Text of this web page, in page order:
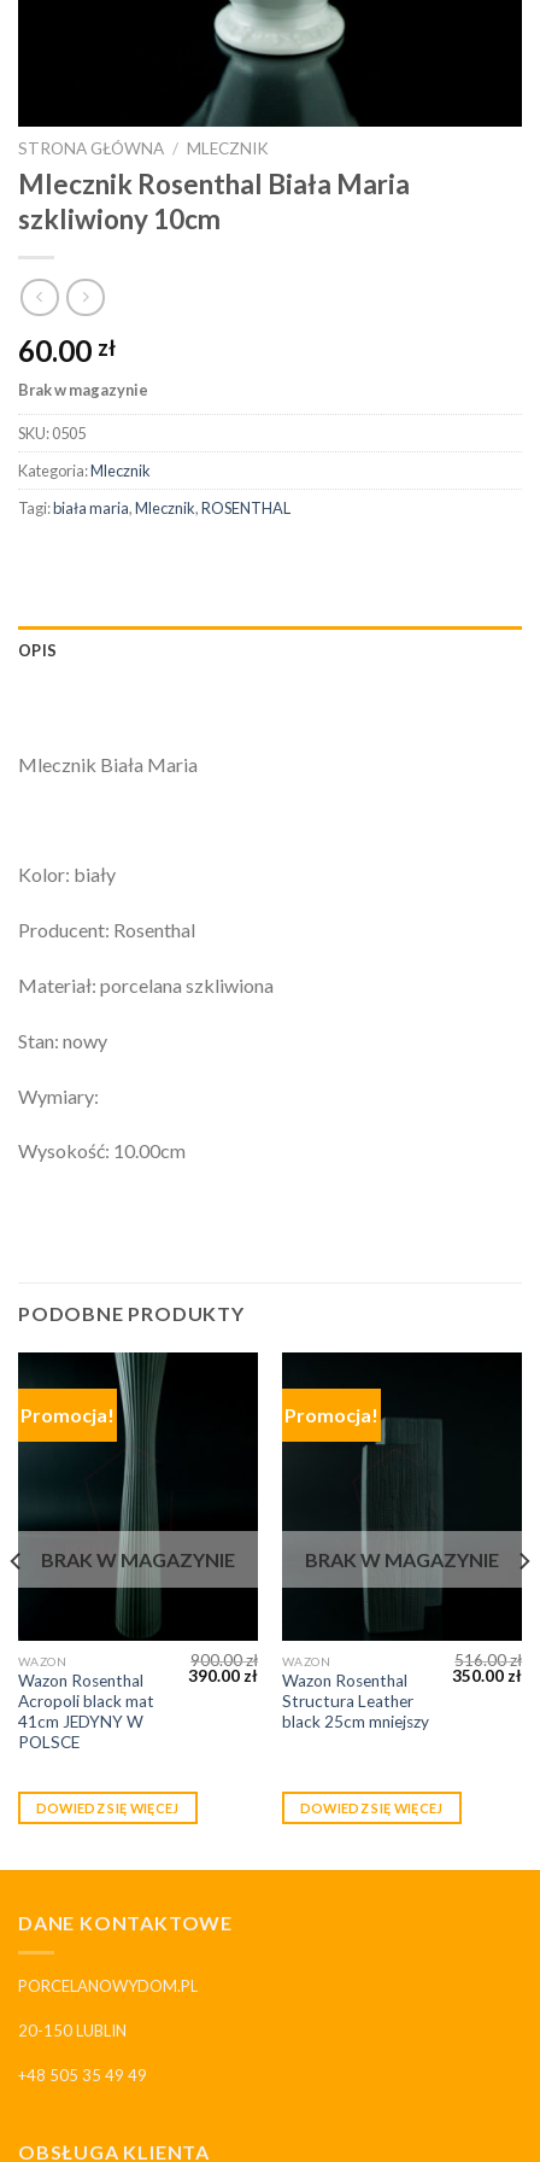
STRONA GŁÓWNA / MLECZNIK
Mlecznik Rosenthal Biała Maria
szkliwiony 10cm
60.00 zł
Brak w magazynie
SKU:0505
Kategoria:Mlecznik
Tagi:biała maria,Mlecznik,ROSENTHAL
OPIS
Mlecznik Biała Maria
Kolor: biały
Producent: Rosenthal
Materiał: porcelana szkliwiona
Stan: nowy
Wymiary:
Wysokość: 10.00cm
PODOBNE PRODUKTY
Promocja!
BRAK W MAGAZYNIE
WAZON
Wazon Rosenthal
Acropoli black mat
41cm JEDYNY W
POLSCE
900.00zł
390.00 zł
DOWIEDZ SIĘ WIĘCEJ
Promocja!
BRAK W MAGAZYNIE
WAZON
Wazon Rosenthal
Structura Leather
black 25cm mniejszy
516.00zł
350.00 zł
DOWIEDZ SIĘ WIĘCEJ
DANE KONTAKTOWE
PORCELANOWYDOM.PL
20-150 LUBLIN
+48 505 35 49 49
OBSŁUGA KLIENTA